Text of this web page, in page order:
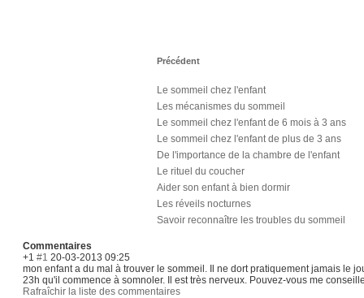
Précédent
Le sommeil chez l'enfant
Les mécanismes du sommeil
Le sommeil chez l'enfant de 6 mois à 3 ans
Le sommeil chez l'enfant de plus de 3 ans
De l'importance de la chambre de l'enfant
Le rituel du coucher
Aider son enfant à bien dormir
Les réveils nocturnes
Savoir reconnaître les troubles du sommeil
Commentaires
+1 #1 20-03-2013 09:25
mon enfant a du mal à trouver le sommeil. Il ne dort pratiquement jamais le
23h qu'il commence à somnoler. Il est très nerveux. Pouvez-vous me
Rafraîchir la liste des commentaires